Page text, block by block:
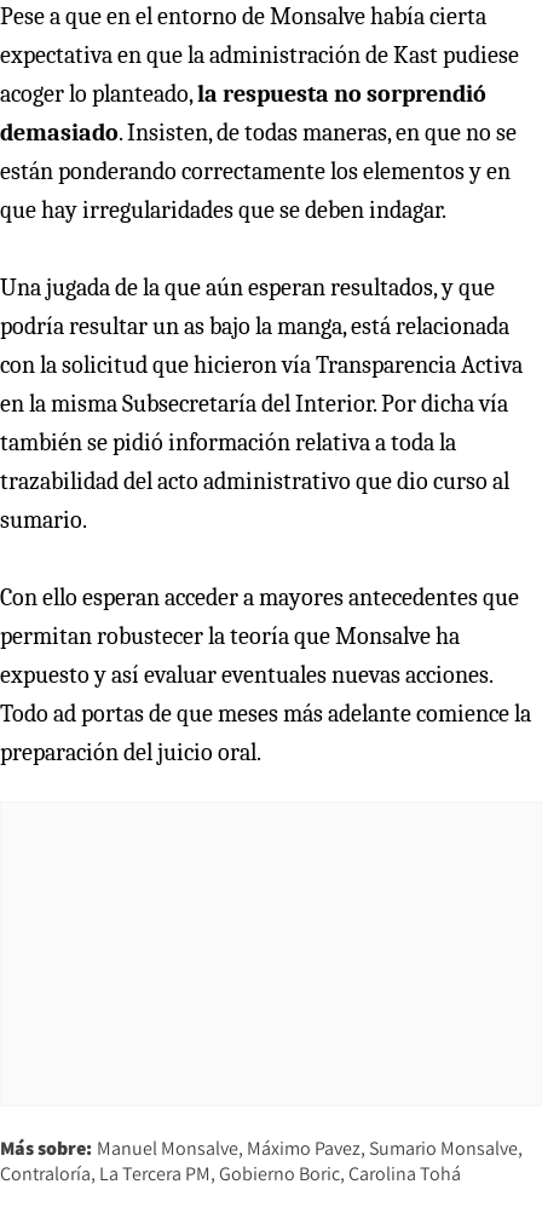
Pese a que en el entorno de Monsalve había cierta
expectativa en que la administración de Kast pudiese
acoger lo planteado,la respuesta no sorprendió
demasiado. Insisten, de todas maneras, en que no se
están ponderando correctamente los elementos y en
que hay irregularidades que se deben indagar.
Una jugada de la que aún esperan resultados, y que
podría resultar un as bajo la manga, está relacionada
con la solicitud que hicieron vía Transparencia Activa
en la misma Subsecretaría del Interior. Por dicha vía
también se pidió información relativa a toda la
trazabilidad del acto administrativo que dio curso al
sumario.
Con ello esperan acceder a mayores antecedentes que
permitan robustecer la teoría que Monsalve ha
expuesto y así evaluar eventuales nuevas acciones.
Todo ad portas de que meses más adelante comience la
preparación del juicio oral.
Más sobre: Manuel Monsalve Máximo Pavez Sumario Monsalve
Contraloría La Tercera PM Gobierno Boric Carolina Tohá